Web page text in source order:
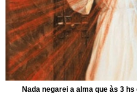
Nada negarei a alma que às 3